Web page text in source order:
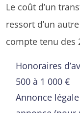
Le coût d’un
ressort d’un
compte tenu des
Honoraires
500 à 1 000 €
Annonce